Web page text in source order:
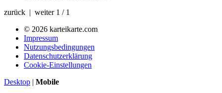
zurück | weiter 1 / 1
© 2026 karteikarte.com
Impressum
Nutzungsbedingungen
Datenschutzerklärung
Cookie-Einstellungen
Desktop | Mobile